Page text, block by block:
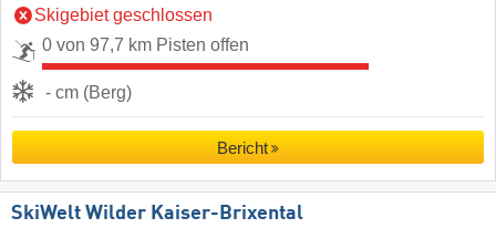
Skigebiet geschlossen
0 von 97,7 km Pisten offen
- cm (Berg)
Bericht
SkiWelt Wilder Kaiser-Brixental